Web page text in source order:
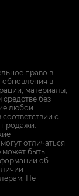
право в
обновления в
материалы,
без
любой
с
отличаться
может быть
об
Не